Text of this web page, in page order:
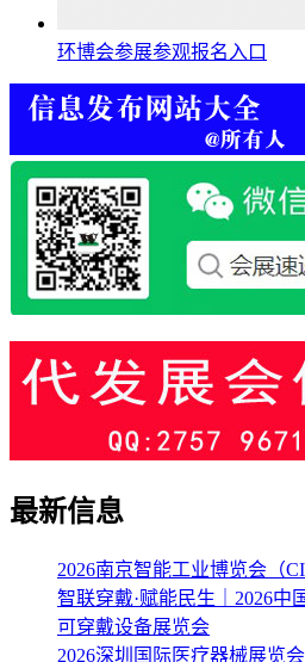
环博会参展参观报名入口
最新信息
2026南京智能工业博览会（
智联穿戴·赋能民生｜2026中
可穿戴设备展览会
2026深圳国际医疗器械展览会